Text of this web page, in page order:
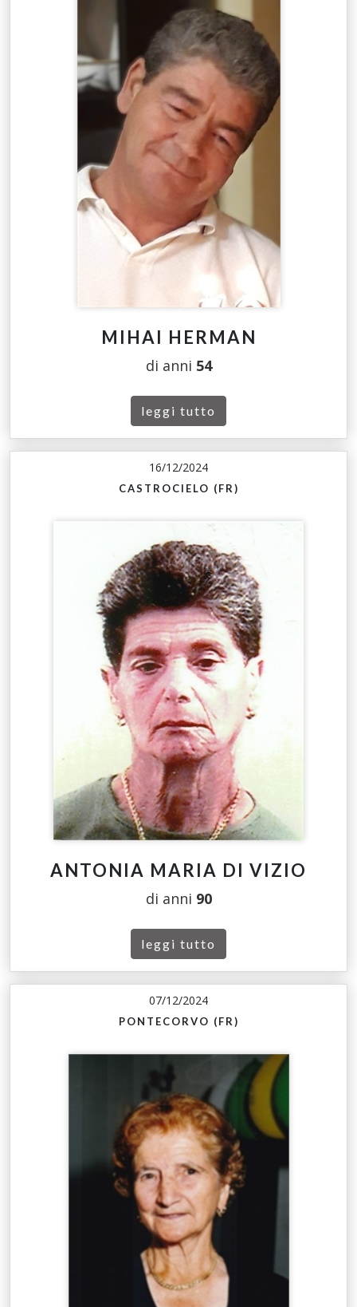
MIHAI HERMAN
di anni 54
leggi tutto
16/12/2024
CASTROCIELO (FR)
ANTONIA MARIA DI VIZIO
di anni 90
leggi tutto
07/12/2024
PONTECORVO (FR)